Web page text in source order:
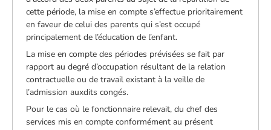
cette période, la mise en compte s’effectue prioritairement
en faveur de celui des parents qui s’est occupé
principalement de l’éducation de l’enfant.
La mise en compte des périodes prévisées se fait par
rapport au degré d’occupation résultant de la relation
contractuelle ou de travail existant à la veille de
l’admission auxdits congés.
Pour le cas où le fonctionnaire relevait, du chef des
services mis en compte conformément au présent